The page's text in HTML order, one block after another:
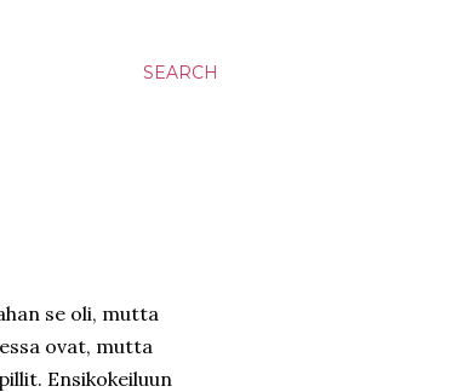
SEARCH
se oli, mutta
ovat, mutta
Ensikokeiluun